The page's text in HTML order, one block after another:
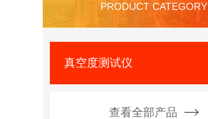
PRODUCT CATEGORY
真空度测试仪
查看全部产品